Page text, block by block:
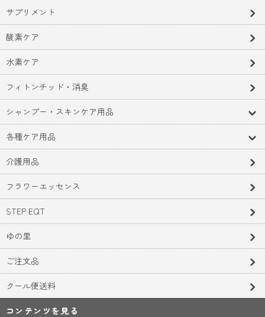
サプリメント
酸素ケア
水素ケア
フィトンチッド・消臭
シャンプー・スキンケア用品
各種ケア用品
介護用品
フラワーエッセンス
STEP EQT
ゆの里
ご注文品
クール便送料
コンテンツを見る